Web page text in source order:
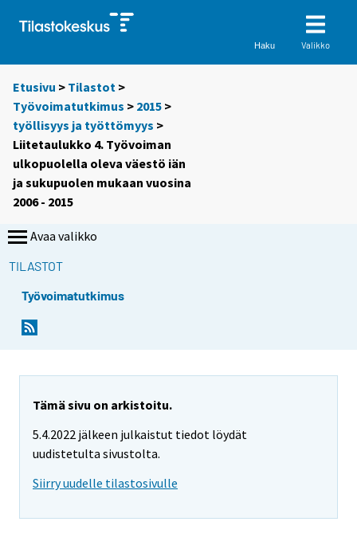
Haku Valikko
Etusivu > Tilastot >
Työvoimatutkimus > 2015 >
työllisyys ja työttömyys >
Liitetaulukko 4. Työvoiman
ulkopuolella oleva väestö iän
ja sukupuolen mukaan vuosina
2006 - 2015
Avaa valikko
TILASTOT
Työvoimatutkimus
Tämä sivu on arkistoitu.
5.4.2022 jälkeen julkaistut tiedot löydät
uudistetulta sivustolta.
Siirry uudelle tilastosivulle